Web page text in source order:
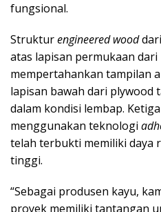
fungsional.
Strukturengineered wood
atas lapisan permukaan
mempertahankan tampilan
lapisan bawah dari plywood
dalam kondisi lembap.
menggunakan teknologi
telah terbukti memiliki daya
tinggi.
“Sebagai produsen kayu,
proyek memiliki tantangan